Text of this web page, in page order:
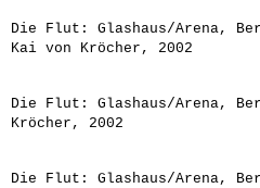
Die Flut: Glashaus/Arena,
Kai von Kröcher, 2002
Die Flut: Glashaus/Arena,
Kröcher, 2002
Die Flut: Glashaus/Arena,